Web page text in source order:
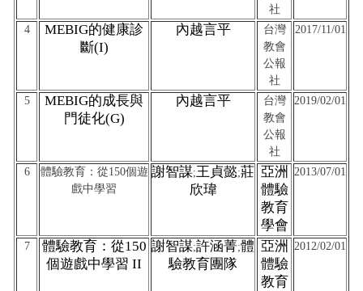
社
4 MEBIG的健康診
斷(I)
內越言平
台灣
教會
公報
社
2017/11/01
5 MEBIG的成長與
門徒化(G)
內越言平
台灣
教會
公報
社
2019/02/01
6
體驗教育：從150個遊
戲中學習
謝智謀;王貞懿;莊
欣瑋
亞洲
體驗
教育
學會
2013/07/01
7
體驗教育：從150
個遊戲中學習 II
謝智謀;許涵菁;體
驗教育團隊
亞洲
體驗
教育
2012/02/01